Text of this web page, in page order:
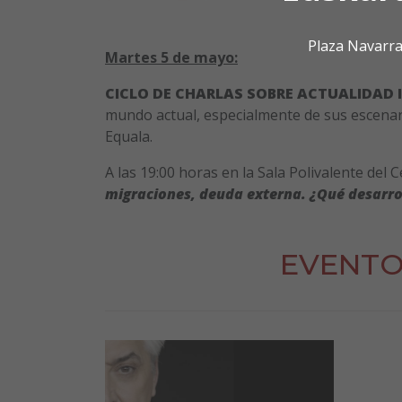
Plaza
Martes 5 de mayo:
CICLO DE CHARLAS SOBRE
mundo actual, especialmente de sus
Equala.
A las 19:00 horas en la Sala Polivalente del
migraciones, deuda externa. ¿Qué